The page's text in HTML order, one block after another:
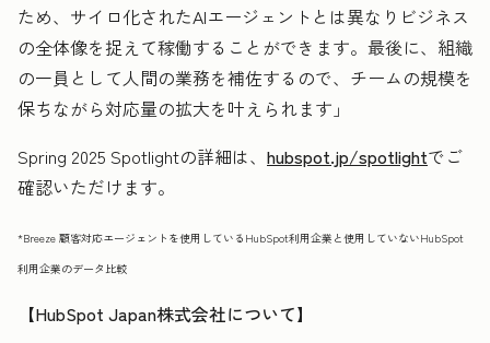
ため、サイロ化されたAIエージェントとは異なりビジネス
の全体像を捉えて稼働することができます。最後に、組織
の一員として人間の業務を補佐するので、チームの規模を
保ちながら対応量の拡大を叶えられます」
Spring 2025 Spotlightの詳細は、 hubspot.jp/spotlightでご
確認いただけます。
*Breeze 顧客対応エージェントを使用しているHubSpot利用企業と使用していないHubSpot
利用企業のデータ比較
【HubSpot Japan株式会社について】